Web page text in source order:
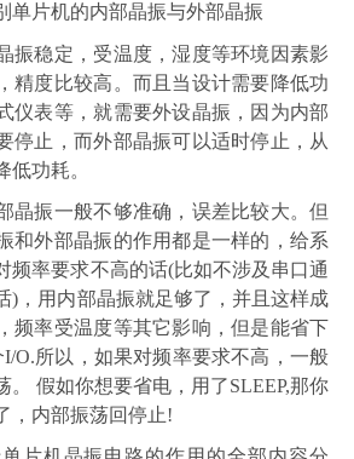
单片机的内部晶振与外部晶振
稳定，受温度，湿度等环境因素影
精度比较高。而且当设计需要降低功
仪表等，就需要外设晶振，因为内部
停止，而外部晶振可以适时停止，从
低功耗。
振一般不够准确，误差比较大。但
和外部晶振的作用都是一样的，给系
频率要求不高的话(比如不涉及串口通
)，用内部晶振就足够了，并且这样成
频率受温度等其它影响，但是能省下
O.所以，如果对频率要求不高，一般
。 假如你想要省电，用了SLEEP,那你
，内部振荡回停止!